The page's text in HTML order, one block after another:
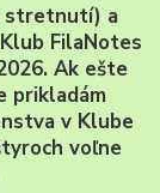
stretnutí) a
FilaNotes
Ak ešte
prikladám
v Klube
voľne